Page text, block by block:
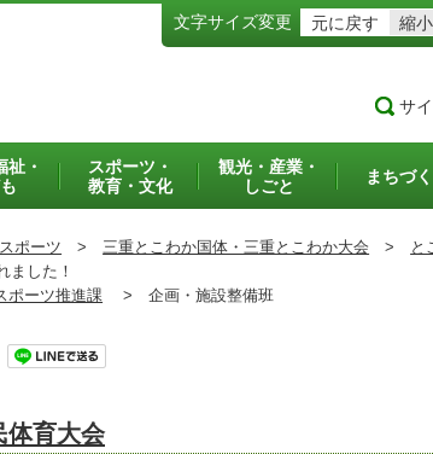
文字サイズ変更 元に戻す 縮小
サ
祉・
スポーツ・
教育・文化
観光・産業・
しごと
まちづ
スポーツ > 三重とこわか国体・三重とこわか大会 >
と
ました！
ポーツ推進課 > 企画・施設整備班
体育大会